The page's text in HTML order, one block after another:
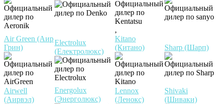
,
Air Green (Аир
Грин)
Electrolux
(Електролюкс)
Kitano
(Китано)
Sharp (Шарп)
Airwell
(Аирвэл)
Energolux
(Энерголюкс)
Lennox
(Ленокс)
Shivaki
(Шиваки)